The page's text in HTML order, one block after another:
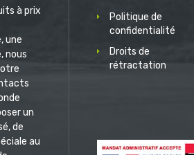
à prix
une
nous
un
de
au
Politique de
confidentialité
Droits de
rétractation